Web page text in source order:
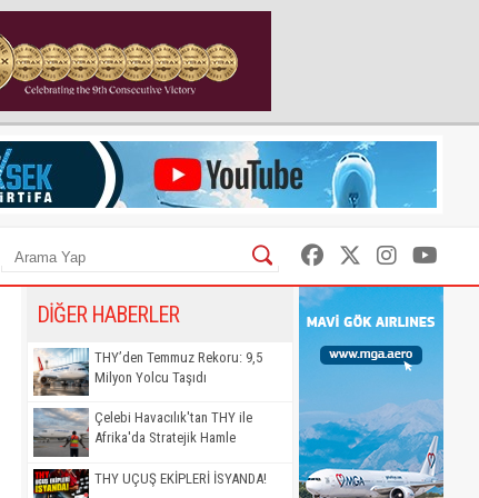
DİĞER HABERLER
THY’den Temmuz Rekoru: 9,5
Milyon Yolcu Taşıdı
Çelebi Havacılık'tan THY ile
Afrika'da Stratejik Hamle
THY UÇUŞ EKİPLERİ İSYANDA!